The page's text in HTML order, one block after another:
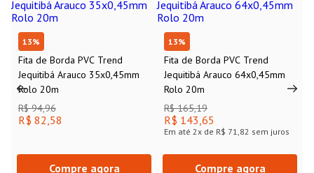
13%
Fita de Borda PVC Trend
Jequitibá Arauco 35x0,45mm
Rolo 20m
R$ 94,96
R$ 82,58
Compre agora
13%
Fita de Borda PVC Trend
Jequitibá Arauco 64x0,45mm
Rolo 20m
R$ 165,19
R$ 143,65
Em até 2x de R$ 71,82 sem juros
Compre agora